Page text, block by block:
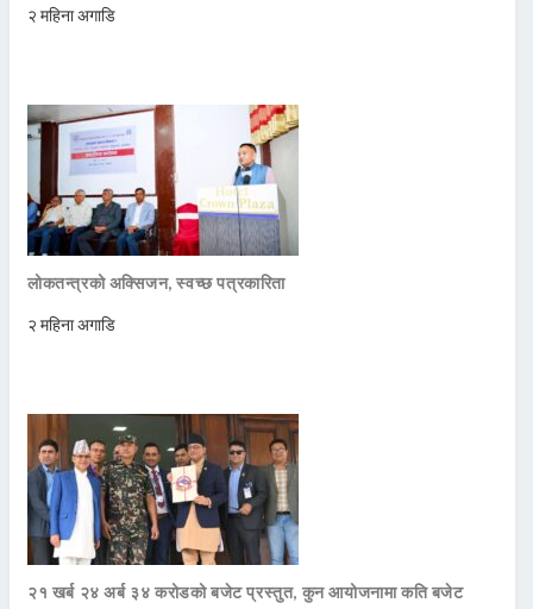
२ महिना अगाडि
लोकतन्त्रको अक्सिजन, स्वच्छ पत्रकारिता
२ महिना अगाडि
२१ खर्ब २४ अर्ब ३४ करोडको बजेट प्रस्तुत, कुन आयोजनामा कति बजेट